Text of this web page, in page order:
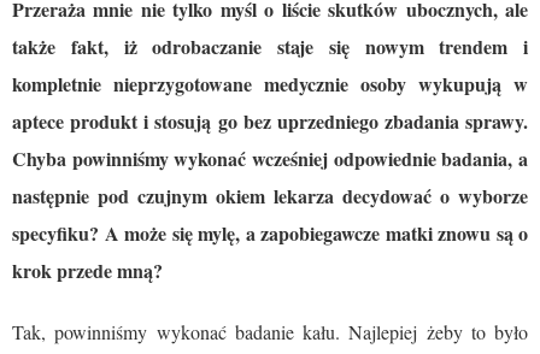
Przeraża mnie nie tylko myśl o liście skutków ubocznych, ale
także fakt, iż odrobaczanie staje się nowym trendem i
kompletnie nieprzygotowane medycznie osoby wykupują w
aptece produkt i stosują go bez uprzedniego zbadania sprawy.
Chyba powinniśmy wykonać wcześniej odpowiednie badania, a
następnie pod czujnym okiem lekarza decydować o wyborze
specyfiku? A może się mylę, a zapobiegawcze matki znowu są o
krok przede mną?
Tak, powinniśmy wykonać badanie kału. Najlepiej żeby to było